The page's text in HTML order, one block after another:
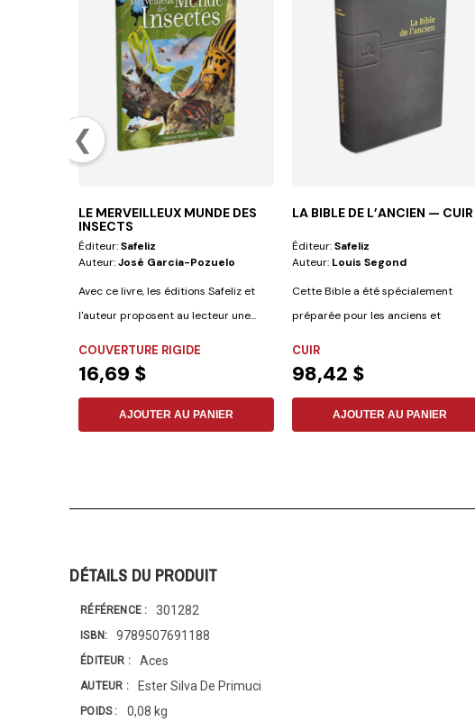
❮
LE MERVEILLEUX MUNDE DES
INSECTS
Éditeur:Safeliz
Auteur:José Garcia-Pozuelo
Avec ce livre, les éditions Safeliz et
l'auteur proposent au lecteur une...
COUVERTURE RIGIDE
16,69 $
AJOUTER AU PANIER
LA BIBLE DE L’ANCIEN — CUIR
Éditeur:Safeliz
Auteur: Louis Segond
Cette Bible a été spécialement
préparée pour les anciens et
CUIR
98,42 $
AJOUTER AU PANIER
DÉTAILS DU PRODUIT
RÉFÉRENCE 301282
ISBN 9789507691188
ÉDITEUR Aces
AUTEUR Ester Silva De Primuci
POIDS 0,08 kg